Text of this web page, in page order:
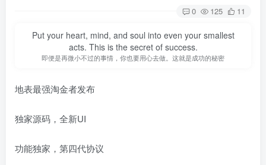
0 125 11
Put your heart, mind, and soul into even your smallest
acts. This is the secret of success.
即便是再微小不过的事情，你也要用心去做。这就是成功的秘密
地表最强淘金者发布
独家源码，全新UI
功能独家，第四代协议